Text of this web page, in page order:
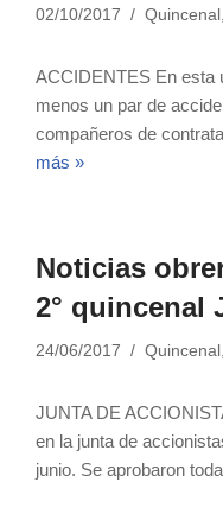
02/10/2017 Quincenal ,
ACCIDENTES En esta
menos un par de
compañeros de
más »
Noticias
2° quincenal
24/06/2017 Quincenal ,
JUNTA DE
en la junta de
junio. Se aprobaron